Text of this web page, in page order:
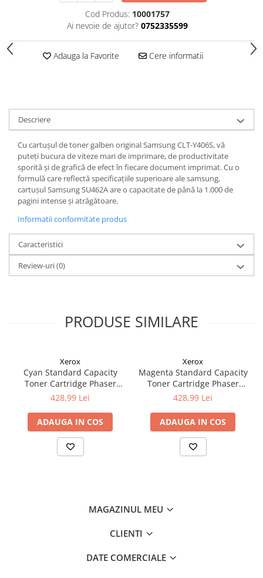
Cod Produs: 10001757
Ai nevoie de ajutor? 0752335599
Adauga la Favorite Cere informatii
Descriere
Cu cartușul de toner galben original Samsung CLT-Y406S, vă
puteți bucura de viteze mari de imprimare, de productivitate
sporită și de grafică de efect în fiecare document imprimat. Cu o
formulă care reflectă specificațiile superioare ale samsung,
cartușul Samsung SU462A are o capacitate de până la 1.000 de
pagini intense și atrăgătoare.
Informatii conformitate produs
Caracteristici
Review-uri(0)
PRODUSE SIMILARE
Xerox
Cyan Standard Capacity
Toner Cartridge Phaser
6510/WorkCentre 6515
428,99 Lei
ADAUGA IN COS
Xerox
Magenta Standard Capacity
Toner Cartridge Phaser
6510/WorkCentre 6515
428,99 Lei
ADAUGA IN COS
MAGAZINUL MEU
CLIENTI
DATE COMERCIALE